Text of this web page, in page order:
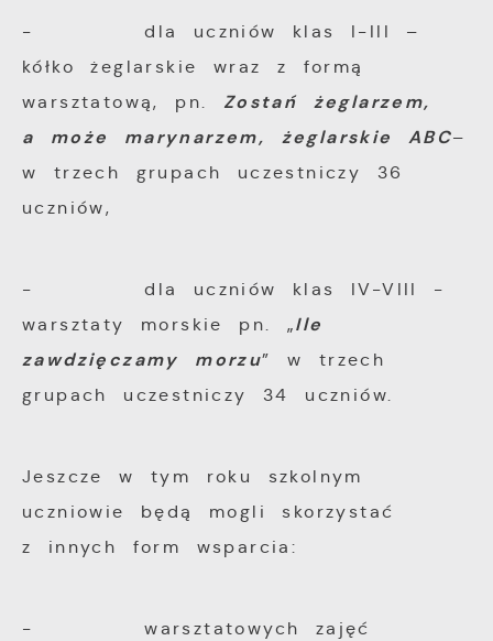
- dla uczniów klas I-III –
kółko żeglarskie wraz z formą
warsztatową, pn. Zostań żeglarzem,
a może marynarzem, żeglarskie ABC–
w trzech grupach uczestniczy 36
uczniów,
- dla uczniów klas IV-VIII -
warsztaty morskie pn. „Ile
zawdzięczamy morzu” w trzech
grupach uczestniczy 34 uczniów.
Jeszcze w tym roku szkolnym
uczniowie będą mogli skorzystać
z innych form wsparcia:
- warsztatowych zajęć